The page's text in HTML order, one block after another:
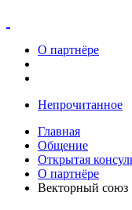
О партнёре
Непрочитанное
Главная
Общение
Открытая
О партнёре
Векторный союз